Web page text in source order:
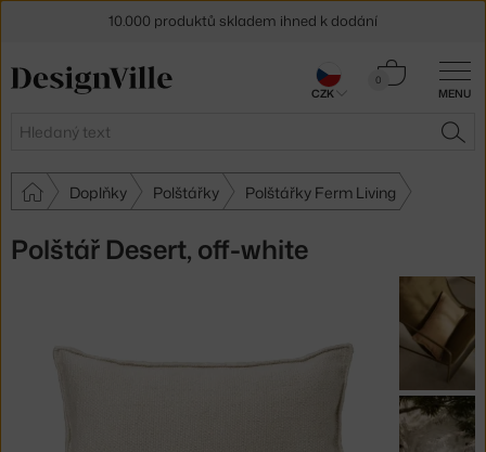
MENU
Hledat
0
Košík
Doplňky Polštářky Polštářky Ferm Living
Polštář Desert, off-white
10.000 produktů skladem ihned k dodání
Sleva 5 % pro odběratele
CZK